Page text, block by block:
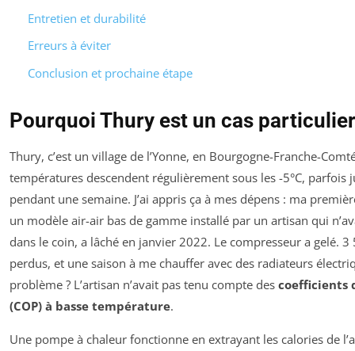
Entretien et durabilité
Erreurs à éviter
Conclusion et prochaine étape
Pourquoi Thury est un cas particulier
Thury, c’est un village de l’Yonne, en Bourgogne-Franche-
températures descendent régulièrement sous les -5°C, parfois
pendant une semaine. J’ai appris ça à mes dépens : ma
un modèle air-air bas de gamme installé par un artisan qui
dans le coin, a lâché en janvier 2022. Le compresseur a gelé. 3
perdus, et une saison à me chauffer avec des radiateurs
problème ? L’artisan n’avait pas tenu compte des coefficients
(COP) à basse température.
Une pompe à chaleur fonctionne en extrayant les calories de